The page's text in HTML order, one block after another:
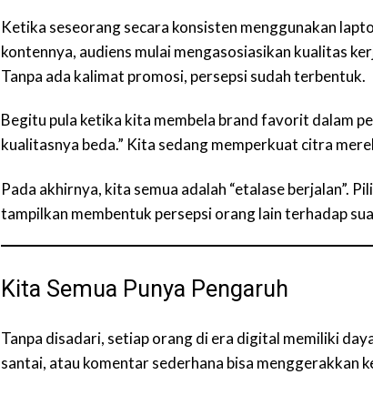
Ketika seseorang secara konsisten menggunakan
kontennya, audiens mulai mengasosiasikan kualitas
Tanpa ada kalimat promosi, persepsi sudah terbentuk.
Begitu pula ketika kita membela brand favorit dalam
kualitasnya beda.” Kita sedang memperkuat citra
Pada akhirnya, kita semua adalah “etalase berjalan”.
tampilkan membentuk persepsi orang lain terhadap
Kita Semua Punya Pengaruh
Tanpa disadari, setiap orang di era digital memiliki
santai, atau komentar sederhana bisa menggerakkan